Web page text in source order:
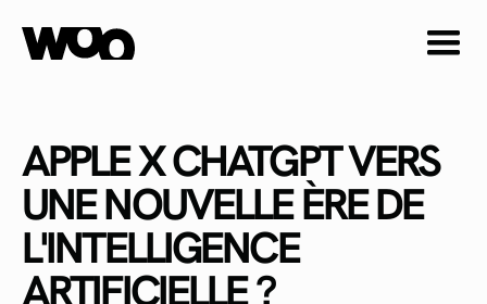
APPLE X CHATGPT VERS
UNE NOUVELLE ÈRE DE
L'INTELLIGENCE
ARTIFICIELLE ?